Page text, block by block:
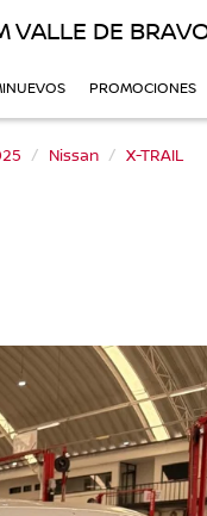
VALLE DE
PROMOCIONES
Nissan
X-TRAIL